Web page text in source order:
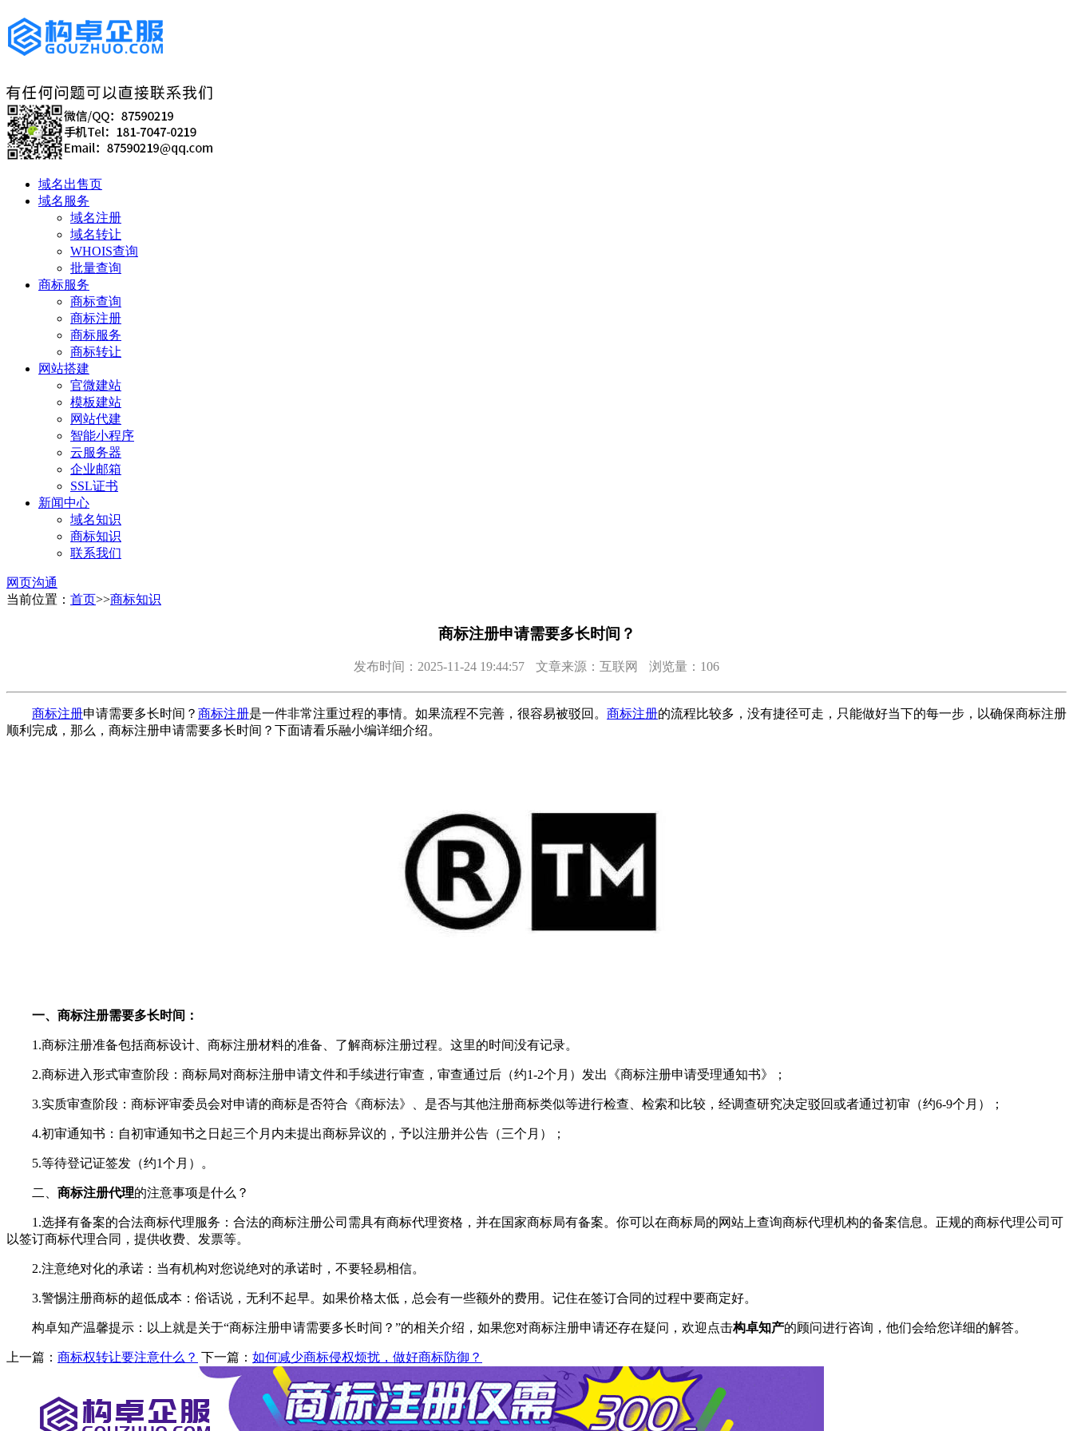
域名出售页
域名服务
域名注册
域名转让
WHOIS查询
批量查询
商标服务
商标查询
商标注册
商标服务
商标转让
网站搭建
官微建站
模板建站
网站代建
智能小程序
云服务器
企业邮箱
SSL证书
新闻中心
域名知识
商标知识
联系我们
网页沟通
当前位置： 首页>>商标知识
商标注册申请需要多长时间？
发布时间：2025-11-24 19:44:57 文章来源：互联网 浏览量：106
商标注册申请需要多长时间？ 商标注册是一件非常注重过程的事情。如果流程不完善，很容易被驳回。 商标注册的流程比较多，没有捷径可走，只能做好当下的每一步，以确保商标注册
顺利完成，那么，商标注册申请需要多长时间？下面请看乐融小编详细介绍。
一、商标注册需要多长时间：
1.商标注册准备包括商标设计、商标注册材料的准备、了解商标注册过程。这里的时间没有记录。
2.商标进入形式审查阶段：商标局对商标注册申请文件和手续进行审查，审查通过后（约1-2个月）发出《商标注册申请受理通知书》；
3.实质审查阶段：商标评审委员会对申请的商标是否符合《商标法》、是否与其他注册商标类似等进行检查、检索和比较，经调查研究决定驳回或者通过初审（约6-9个月）；
4.初审通知书：自初审通知书之日起三个月内未提出商标异议的，予以注册并公告（三个月）；
5.等待登记证签发（约1个月）。
二、 商标注册代理的注意事项是什么？
1.选择有备案的合法商标代理服务：合法的商标注册公司需具有商标代理资格，并在国家商标局有备案。你可以在商标局的网站上查询商标代理机构的备案信息。正规的商标代理公司可
以签订商标代理合同，提供收费、发票等。
2.注意绝对化的承诺：当有机构对您说绝对的承诺时，不要轻易相信。
3.警惕注册商标的超低成本：俗话说，无利不起早。如果价格太低，总会有一些额外的费用。记住在签订合同的过程中要商定好。
构卓知产温馨提示：以上就是关于“商标注册申请需要多长时间？”的相关介绍，如果您对商标注册申请还存在疑问，欢迎点击构卓知产的顾问进行咨询，他们会给您详细的解答。
上一篇： 商标权转让要注意什么？ 下一篇： 如何减少商标侵权烦扰，做好商标防御？